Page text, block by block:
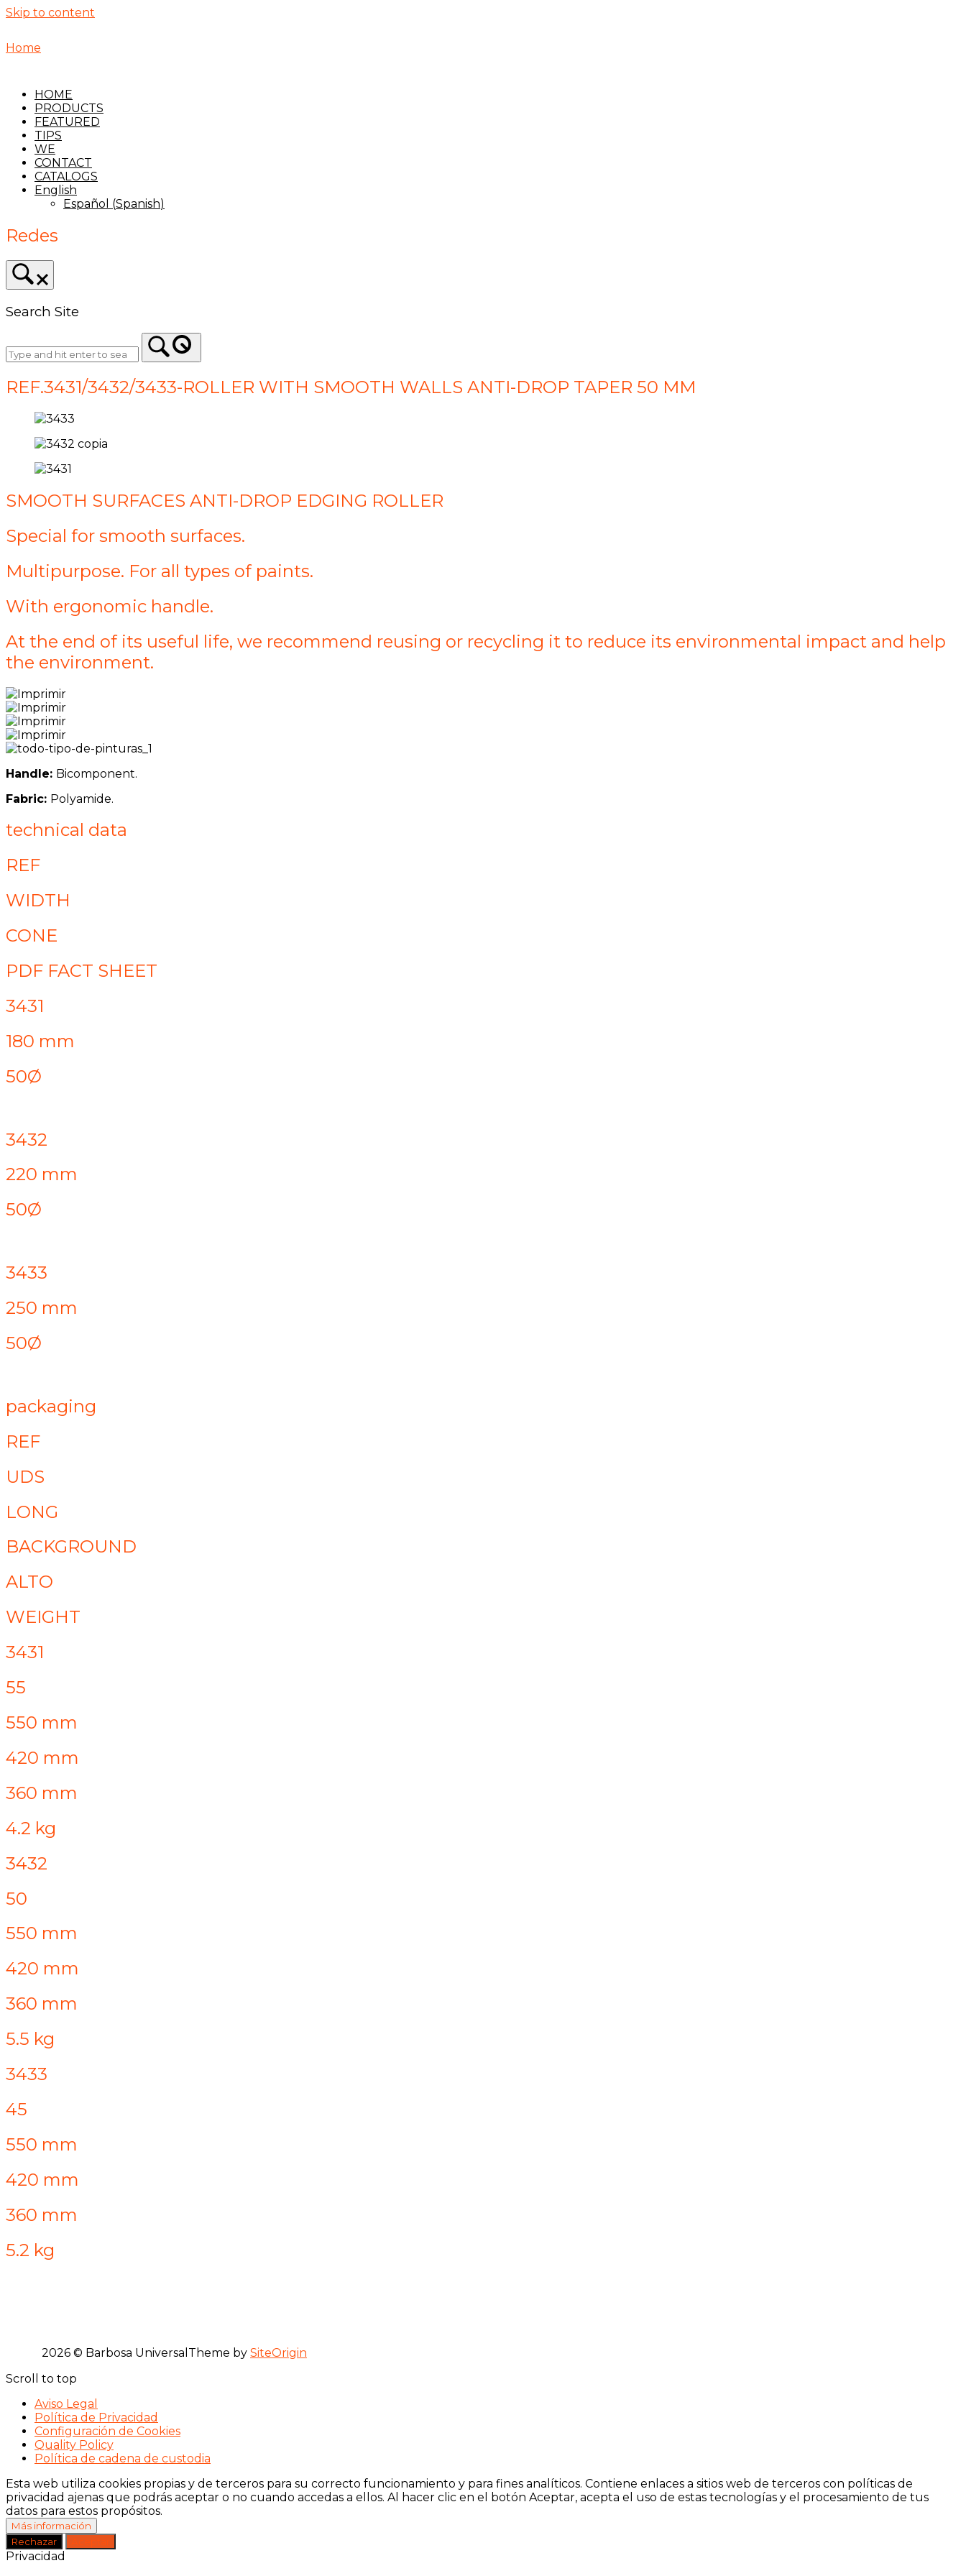
Skip to content
Home
HOME
PRODUCTS
FEATURED
TIPS
WE
CONTACT
CATALOGS
English
Español (Spanish)
Redes
Search Site
REF.3431/3432/3433-ROLLER WITH SMOOTH WALLS ANTI-DROP TAPER 50 MM
SMOOTH SURFACES ANTI-DROP EDGING ROLLER
Special for smooth surfaces.
Multipurpose. For all types of paints.
With ergonomic handle.
At the end of its useful life, we recommend reusing or recycling it to reduce its environmental impact and help
the environment.
Handle: Bicomponent.
Fabric: Polyamide.
technical data
REF
WIDTH
CONE
PDF FACT SHEET
3431
180 mm
50Ø
3432
220 mm
50Ø
3433
250 mm
50Ø
packaging
REF
UDS
LONG
BACKGROUND
ALTO
WEIGHT
3431
55
550 mm
420 mm
360 mm
4.2 kg
3432
50
550 mm
420 mm
360 mm
5.5 kg
3433
45
550 mm
420 mm
360 mm
5.2 kg
2026 © Barbosa Universal Theme by SiteOrigin
Scroll to top
Aviso Legal
Política de Privacidad
Configuración de Cookies
Quality Policy
Política de cadena de custodia
Esta web utiliza cookies propias y de terceros para su correcto funcionamiento y para fines analíticos. Contiene enlaces a sitios web de terceros con políticas de
privacidad ajenas que podrás aceptar o no cuando accedas a ellos. Al hacer clic en el botón Aceptar, acepta el uso de estas tecnologías y el procesamiento de tus
datos para estos propósitos.
Más información
Rechazar
Privacidad